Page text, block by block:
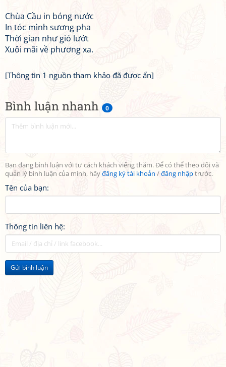
Bình luận nhanh 0
Bạn đang bình luận với tư cách khách viếng thăm. Để có thể theo dõi và
quản lý bình luận của mình, hãyđăng ký tài khoản /đăng nhậptrước.
Tên của bạn:
Thông tin liên hệ:
Gửi bình luận
Chùa Cầu in bóng nước
In tóc mình sương pha
Thời gian như gió lướt
Xuôi mãi về phương xa.
[Thông tin 1 nguồn tham khảo đã được ẩn]